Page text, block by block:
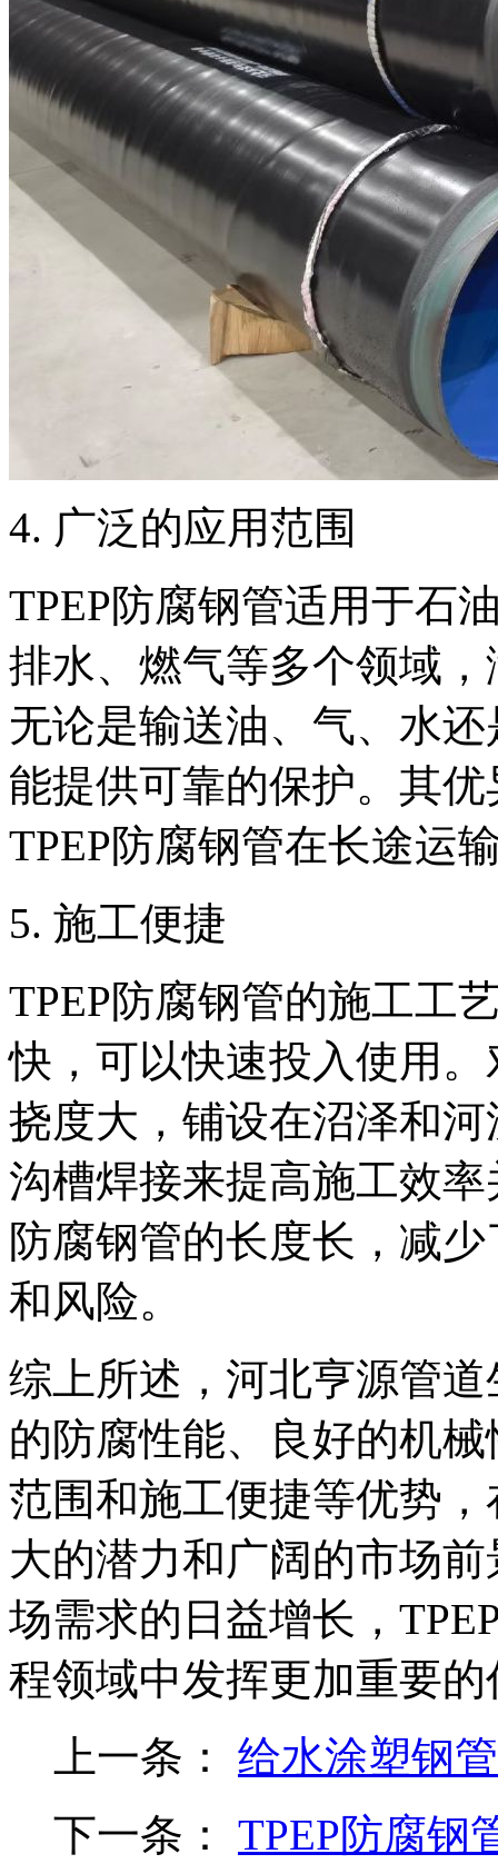
‌4. 广泛的应用范围‌
TPEP防腐钢管适用于石
排水、燃气等多个领域
无论是输送油、气、水
能提供可靠的保护。其
TPEP防腐钢管在长途运
‌5. 施工便捷‌
TPEP防腐钢管的施工工
快，可以快速投入使用
挠度大，铺设在沼泽和
沟槽焊接来提高施工效
防腐钢管的长度长，减
和风险。
综上所述，河北亨源管
的防腐性能、良好的机
范围和施工便捷等优势
大的潜力和广阔的市场
场需求的日益增长，
程领域中发挥更加重要的
上一条： 给水涂塑钢
下一条： TPEP防腐钢